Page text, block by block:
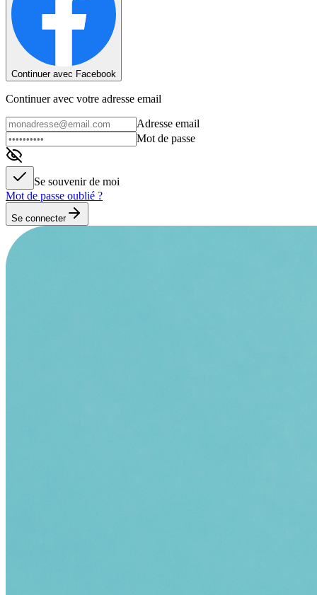
Continuer avec Facebook
Continuer avec votre adresse email
Adresse email
Mot de passe
Se souvenir de moi
Mot de passe oublié ?
Se connecter